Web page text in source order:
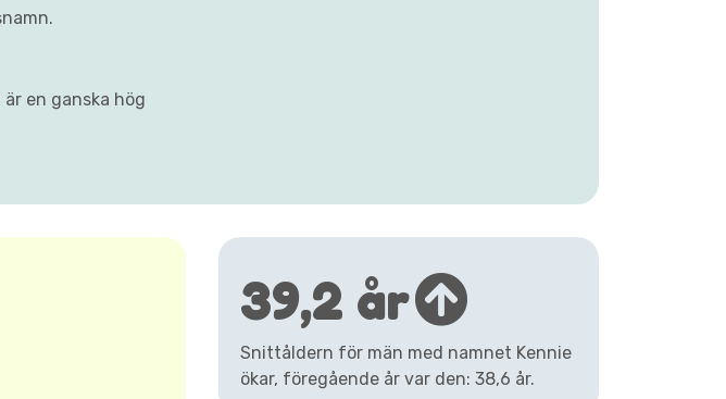
en ganska hög
39,2 år
Snittåldern för män med namnet Kennie
ökar, föregående år var den: 38,6 år.